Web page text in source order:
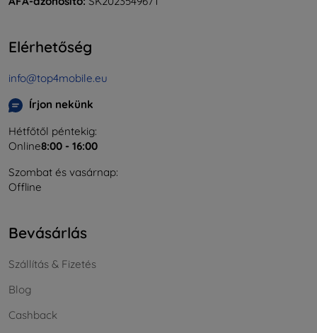
Elérhetőség
info@top4mobile.eu
Írjon nekünk
Hétfőtől péntekig:
Online8:00 - 16:00
Szombat és vasárnap:
Offline
Bevásárlás
Szállítás & Fizetés
Blog
Cashback